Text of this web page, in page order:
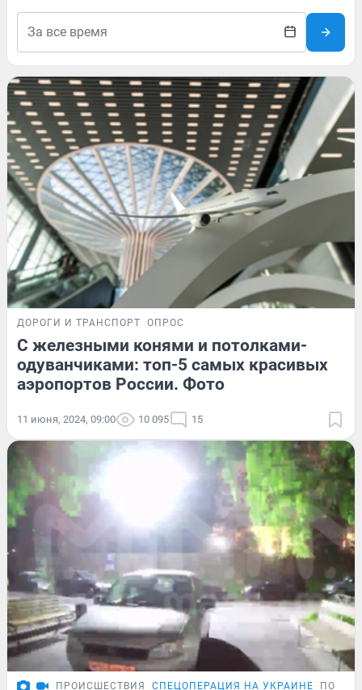
ДОРОГИ И ТРАНСПОРТ ОПРОС
С железными конями и потолками-
одуванчиками: топ-5 самых красивых
аэропортов России. Фото
11 июня, 2024, 09:00 10 095 15
ПРОИСШЕСТВИЯ СПЕЦОПЕРАЦИЯ НА УКРАИНЕ